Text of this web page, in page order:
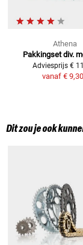
Athena
Pakkingset div.
Adviesprijs €
vanaf € 9,30
Dit zou je ook